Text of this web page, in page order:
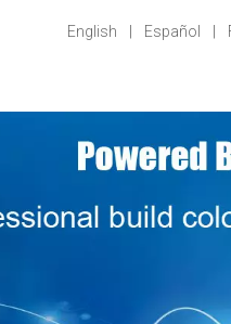
English Español